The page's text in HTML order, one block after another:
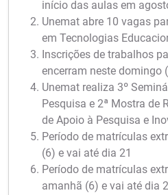
início das aulas em
Unemat abre 10 vagas
em Tecnologias
Inscrições de trabalhos
encerram neste domingo
Unemat realiza 3º
Pesquisa e 2ª Mostra de
de Apoio à Pesquisa e
Período de matrículas
(6) e vai até dia 21
Período de matrículas
amanhã (6) e vai até dia